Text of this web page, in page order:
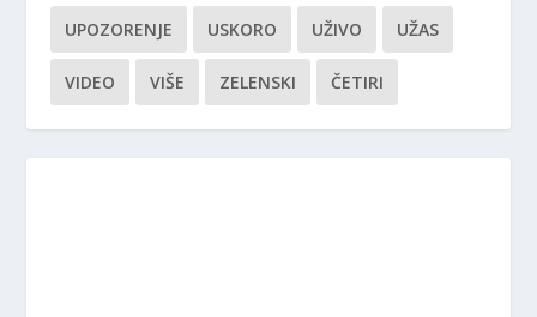
UPOZORENJE USKORO UŽIVO UŽAS
VIDEO VIŠE ZELENSKI ČETIRI